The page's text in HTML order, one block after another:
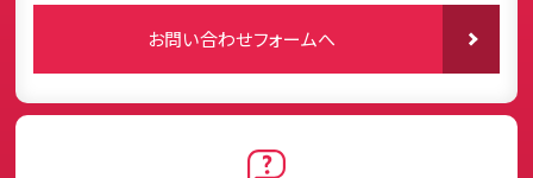
お問い合わせフォームへ